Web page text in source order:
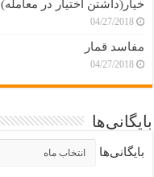
خیار(داشتن اختیار در معامله)
04/27/2018
مفاسد قمار
04/27/2018
بایگانی‌ها
بایگانی‌ها